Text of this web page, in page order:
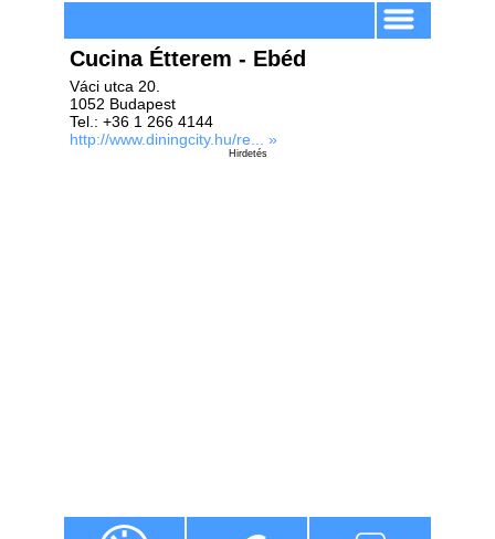
Cucina Étterem - Ebéd
Váci utca 20.
1052 Budapest
Tel.: +36 1 266 4144
http://www.diningcity.hu/re... »
Hirdetés